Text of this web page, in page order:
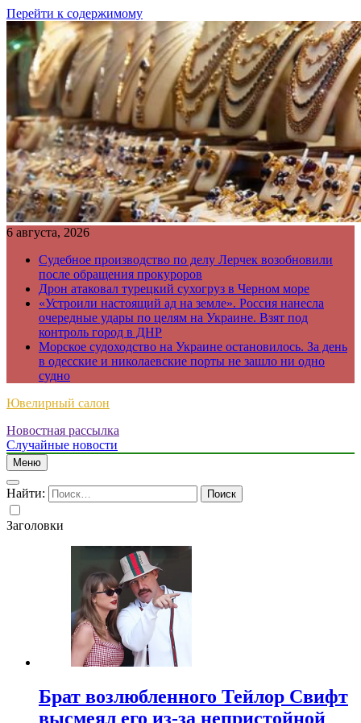
Перейти к содержимому
6 августа, 2026
Судебное производство по делу Лерчек возобновили
после обращения прокуроров
Дрон атаковал турецкий сухогруз в Черном море
«Устроили настоящий ад на земле». Россия нанесла
очередные удары по целям на Украине. Взят под
контроль город в ДНР
Морское судоходство на Украине остановилось. За день
в одесские и николаевские порты не зашло ни одно
судно
Ювелирный салон
Новостная рассылка
Случайные новости
Меню
Найти:
Заголовки
Брат возлюбленного Тейлор Свифт
высмеял его из-за непристойной